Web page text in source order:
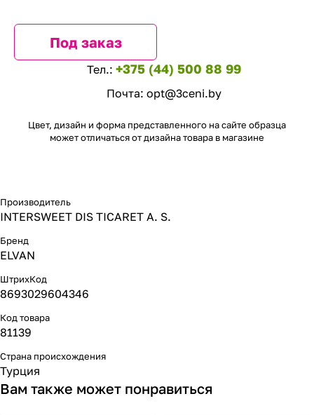
Под заказ
Тел.: +375 (44) 500 88 99
Почта: opt@3ceni.by
Цвет, дизайн и форма представленного на сайте образца
может отличаться от дизайна товара в магазине
Производитель
INTERSWEET DIS TICARET A. S.
Бренд
ELVAN
ШтрихКод
8693029604346
Код товара
81139
Страна происхождения
Турция
Вам также может понравиться